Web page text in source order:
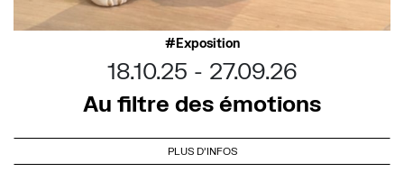
Exposition
18.10.25
27.09.26
Au filtre des émotions
PLUS D'INFOS